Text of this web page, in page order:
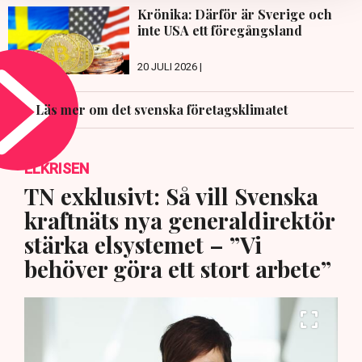
Krönika: Därför är Sverige och
inte USA ett föregångsland
20 JULI 2026 |
Läs mer om det svenska företagsklimatet
ELKRISEN
TN exklusivt: Så vill Svenska
kraftnäts nya generaldirektör
stärka elsystemet – ”Vi
behöver göra ett stort arbete”